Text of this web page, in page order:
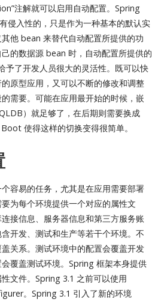
注解就可以启用自动配置。Spring
侵入性的，只是作为一种基本的默认实
他 bean 来替代自动配置所提供的功
的数据源 bean 时，自动配置所提供的
予了开发人员很大的灵活性。既可以快
原型应用，又可以不断的修改和调整
需要。可能在应用最开始的时候，嵌
）就足够了，在后期则需要换成
使得这样的切换变得很简单。
容易的任务，尤其是在应用需要部署
为每个环境提供一个对应的属性文
接信息、服务器信息和第三方服务账
开发、测试和生产等若干个环境。不
关系。测试环境中的配置会覆盖开发
覆盖测试环境。Spring 框架本身提供
文件。Spring 3.1 之前可以使用
。Spring 3.1 引入了新的环境